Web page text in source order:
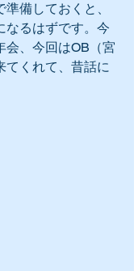
備しておくと、
なるはずです。今
会、今回はOB（宮
てくれて、昔話に